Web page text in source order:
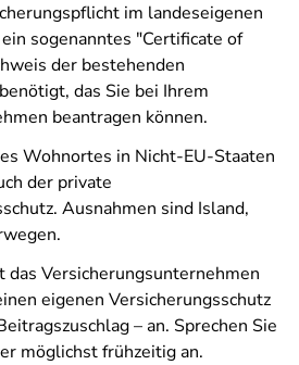
im landeseigenen
sogenanntes "Certificate of
der bestehenden
das Sie bei Ihrem
beantragen können.
Wohnortes in Nicht-EU-Staaten
der private
Ausnahmen sind Island,
Versicherungsunternehmen
eigenen Versicherungsschutz
– an. Sprechen Sie
möglichst frühzeitig an.